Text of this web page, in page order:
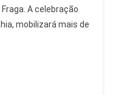
A celebração
mobilizará mais de